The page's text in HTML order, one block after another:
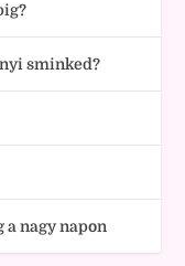
sminked?
a nagy napon